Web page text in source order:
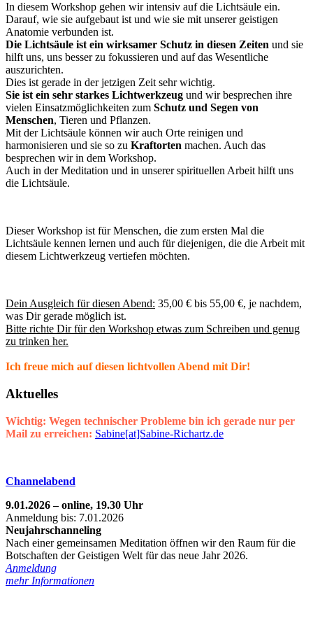
In diesem Workshop gehen wir intensiv auf die Lichtsäule ein.
Darauf, wie sie aufgebaut ist und wie sie mit unserer geistigen
Anatomie verbunden ist.
Die Lichtsäule ist ein wirksamer Schutz in diesen Zeiten und sie
hilft uns, uns besser zu fokussieren und auf das Wesentliche
auszurichten.
Dies ist gerade in der jetzigen Zeit sehr wichtig.
Sie ist ein sehr starkes Lichtwerkzeug und wir besprechen ihre
vielen Einsatzmöglichkeiten zum Schutz und Segen von
Menschen, Tieren und Pflanzen.
Mit der Lichtsäule können wir auch Orte reinigen und
harmonisieren und sie so zu Kraftorten machen. Auch das
besprechen wir in dem Workshop.
Auch in der Meditation und in unserer spirituellen Arbeit hilft uns
die Lichtsäule.
Dieser Workshop ist für Menschen, die zum ersten Mal die
Lichtsäule kennen lernen und auch für diejenigen, die die Arbeit mit
diesem Lichtwerkzeug vertiefen möchten.
Dein Ausgleich für diesen Abend: 35,00 € bis 55,00 €, je nachdem,
was Dir gerade möglich ist.
Bitte richte Dir für den Workshop etwas zum Schreiben und genug
zu trinken her.
Ich freue mich auf diesen lichtvollen Abend mit Dir!
Aktuelles
Wichtig: Wegen technischer Probleme bin ich gerade nur per
Mail zu erreichen: Sabine[at]Sabine-Richartz.de
Channelabend
9.01.2026 – online, 19.30 Uhr
Anmeldung bis: 7.01.2026
Neujahrschanneling
Nach einer gemeinsamen Meditation öffnen wir den Raum für die
Botschaften der Geistigen Welt für das neue Jahr 2026.
Anmeldung
mehr Informationen